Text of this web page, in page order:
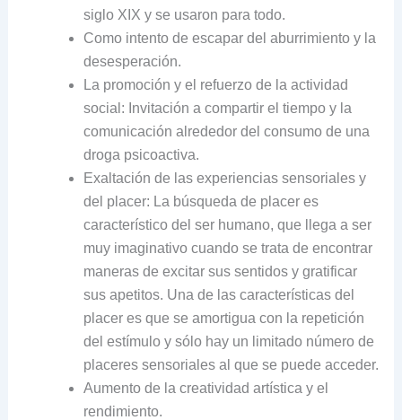
siglo XIX y se usaron para todo.
Como intento de escapar del aburrimiento y la
desesperación.
La promoción y el refuerzo de la actividad
social: Invitación a compartir el tiempo y la
comunicación alrededor del consumo de una
droga psicoactiva.
Exaltación de las experiencias sensoriales y
del placer: La búsqueda de placer es
característico del ser humano, que llega a ser
muy imaginativo cuando se trata de encontrar
maneras de excitar sus sentidos y gratificar
sus apetitos. Una de las características del
placer es que se amortigua con la repetición
del estímulo y sólo hay un limitado número de
placeres sensoriales al que se puede acceder.
Aumento de la creatividad artística y el
rendimiento.